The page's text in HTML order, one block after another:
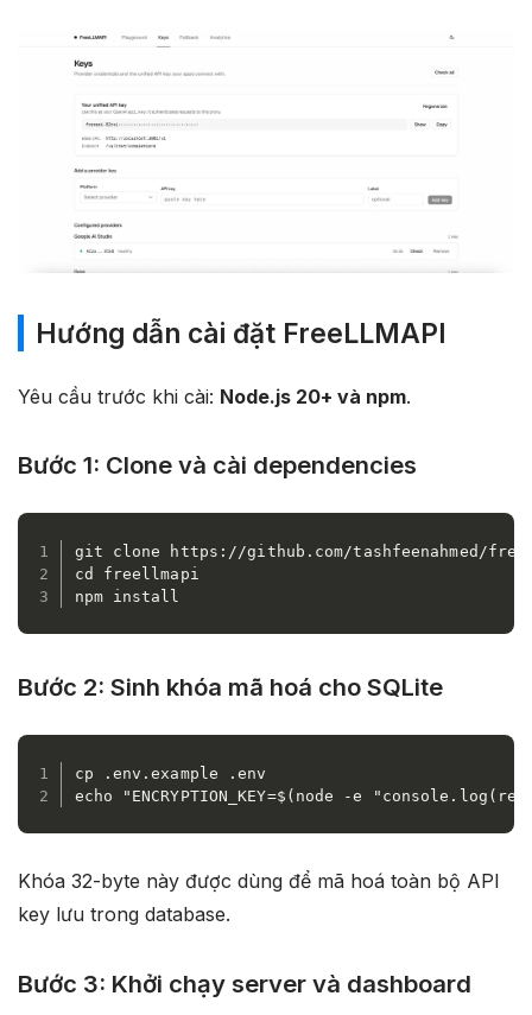
Hướng dẫn cài đặt FreeLLMAPI
Yêu cầu trước khi cài: Node.js 20+ và npm.
Bước 1: Clone và cài dependencies
git clone https://github.com/tashfeenahmed/
cd freellmapi
npm install
Bước 2: Sinh khóa mã hoá cho SQLite
cp .env.example .env
echo "ENCRYPTION_KEY=$(node -e
Khóa 32-byte này được dùng để mã hoá toàn bộ API
key lưu trong database.
Bước 3: Khởi chạy server và dashboard